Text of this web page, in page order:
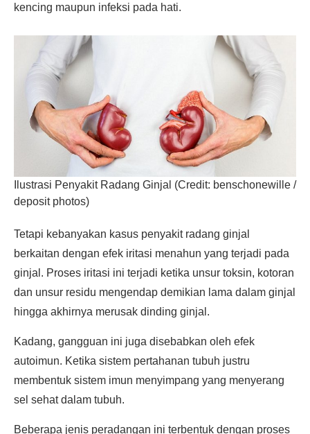
kencing maupun infeksi pada hati.
Ilustrasi Penyakit Radang Ginjal (Credit: benschonewille /
deposit photos)
Tetapi kebanyakan kasus penyakit radang ginjal
berkaitan dengan efek iritasi menahun yang terjadi pada
ginjal. Proses iritasi ini terjadi ketika unsur toksin, kotoran
dan unsur residu mengendap demikian lama dalam ginjal
hingga akhirnya merusak dinding ginjal.
Kadang, gangguan ini juga disebabkan oleh efek
autoimun. Ketika sistem pertahanan tubuh justru
membentuk sistem imun menyimpang yang menyerang
sel sehat dalam tubuh.
Beberapa jenis peradangan ini terbentuk dengan proses